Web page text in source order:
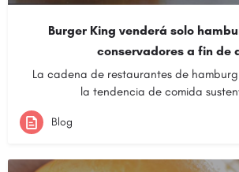
Burger King venderá solo
conservadores a fin de
La cadena de restaurantes de
la tendencia de comida
Blog